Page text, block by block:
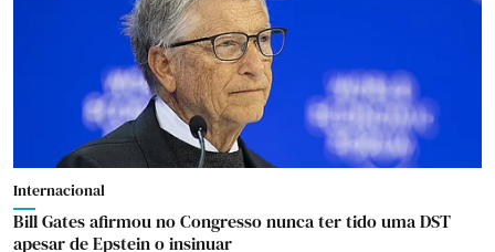
Internacional
Bill Gates afirmou no Congresso nunca ter tido uma DST
apesar de Epstein o insinuar